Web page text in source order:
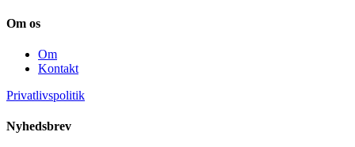
Om os
Om
Kontakt
Privatlivspolitik
Nyhedsbrev